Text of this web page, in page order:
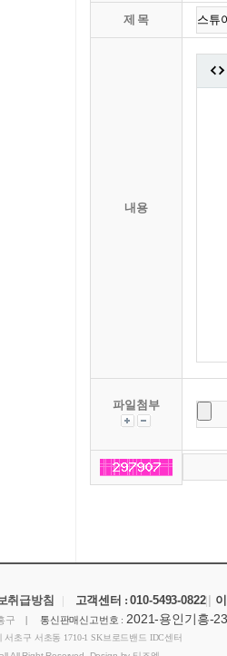
제 목
내용
파일첨부
취급방침 | 고객센터 :010-5493-0822|
구 | 통신판매신고번호 : 2021-용인기흥-
초구 서초동 1710-1 SK브로드밴드 IDC센터